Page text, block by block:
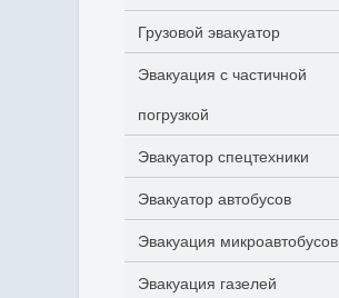
Грузовой эвакуатор
Эвакуация с частичной
погрузкой
Эвакуатор спецтехники
Эвакуатор автобусов
Эвакуация микроавтобусов
Эвакуация газелей